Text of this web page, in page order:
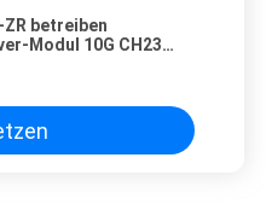
ZR betreiben
Modul 10G CH23